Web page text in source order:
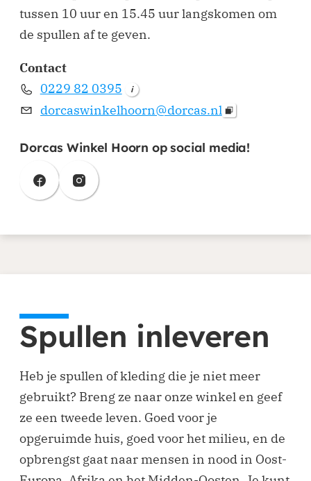
tussen 10 uur en 15.45 uur langskomen om
de spullen af te geven.
Contact
0229 82 0395
i
dorcaswinkelhoorn@dorcas.nl
Dorcas Winkel Hoorn op social media!
(opent in nieuw venster)
(opent in nieuw venster)
Spullen inleveren
Heb je spullen of kleding die je niet meer
gebruikt? Breng ze naar onze winkel en geef
ze een tweede leven. Goed voor je
opgeruimde huis, goed voor het milieu, en de
opbrengst gaat naar mensen in nood in Oost-